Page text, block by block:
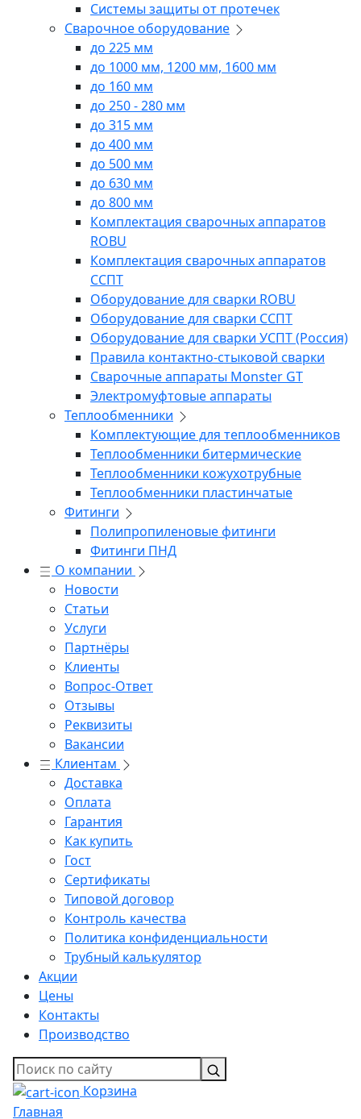
Системы защиты от протечек
Сварочное оборудование
до 225 мм
до 1000 мм, 1200 мм, 1600 мм
до 160 мм
до 250 - 280 мм
до 315 мм
до 400 мм
до 500 мм
до 630 мм
до 800 мм
Комплектация сварочных аппаратов
ROBU
Комплектация сварочных аппаратов
ССПТ
Оборудование для сварки ROBU
Оборудование для сварки ССПТ
Оборудование для сварки УСПТ (Россия)
Правила контактно-стыковой сварки
Сварочные аппараты Monster GT
Электромуфтовые аппараты
Теплообменники
Комплектующие для теплообменников
Теплообменники битермические
Теплообменники кожухотрубные
Теплообменники пластинчатые
Фитинги
Полипропиленовые фитинги
Фитинги ПНД
О компании
Новости
Статьи
Услуги
Партнёры
Клиенты
Вопрос-Ответ
Отзывы
Реквизиты
Вакансии
Клиентам
Доставка
Оплата
Гарантия
Как купить
Гост
Сертификаты
Типовой договор
Контроль качества
Политика конфиденциальности
Трубный калькулятор
Акции
Цены
Контакты
Производство
Корзина
Главная